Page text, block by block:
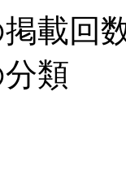
載回
類